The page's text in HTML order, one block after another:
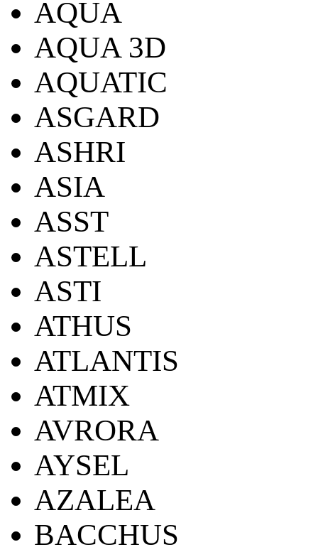
AQUA
AQUA 3D
AQUATIC
ASGARD
ASHRI
ASIA
ASST
ASTELL
ASTI
ATHUS
ATLANTIS
ATMIX
AVRORA
AYSEL
AZALEA
BACCHUS